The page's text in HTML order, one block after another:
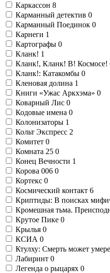
Каркассон 8
Карманный детектив 0
Карманный Поединок 0
Карнеги 1
Картографы 0
Кланк! 1
Кланк!, Кланк! В! Космосе!
Кланк!: Катакомбы 0
Кленовая долина 1
Книги «Ужас Аркхэма» 0
Коварный Лис 0
Кодовые имена 0
Колонизаторы 1
Кольт Экспресс 2
Комитет 0
Комната 25 0
Конец Вечности 1
Корова 006 0
Кортекс 0
Космический контакт 6
Криптиды: В поисках
Кромешная тьма.
Крутое Пике 0
Крылья 0
КСИА 0
Ктулху: Смерть может
Лабиринт 0
Легенда о рыцарях 0